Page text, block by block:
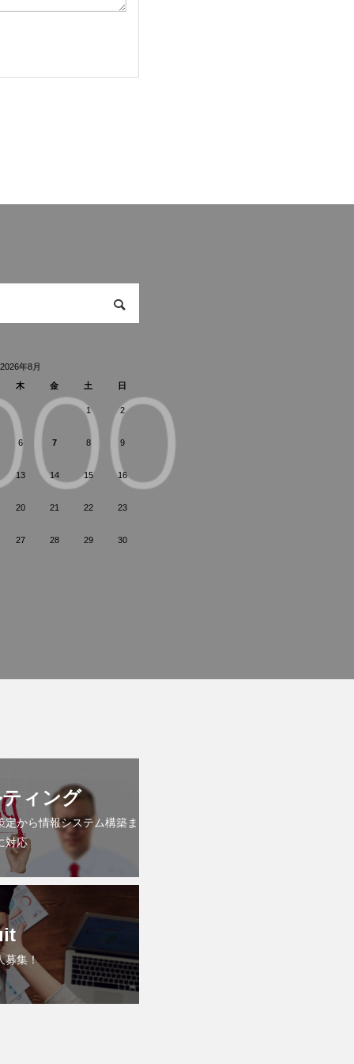
2026年8月
木
金 土 日
1 2
6 7 8 9
13 14 15 16
20 21 22 23
27 28 29 30
ィング
から情報システム構築ま
対応
募集！